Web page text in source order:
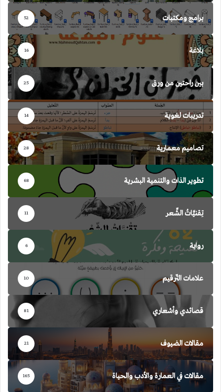
برامج ومكتبات 52
بلاغة 16
بين راحتين من ورق 25
تدريبات لغوية 14
تصاميم معمارية 28
تطوير الذات والتنمية البشرية 68
تِقنيَّاتُ الشِّعر 11
رواية 6
علامات التّرقيم 10
قصائدي وأشعاري 81
مقالات الضيوف 21
مقالات في العمارة والأدب والحياة 165